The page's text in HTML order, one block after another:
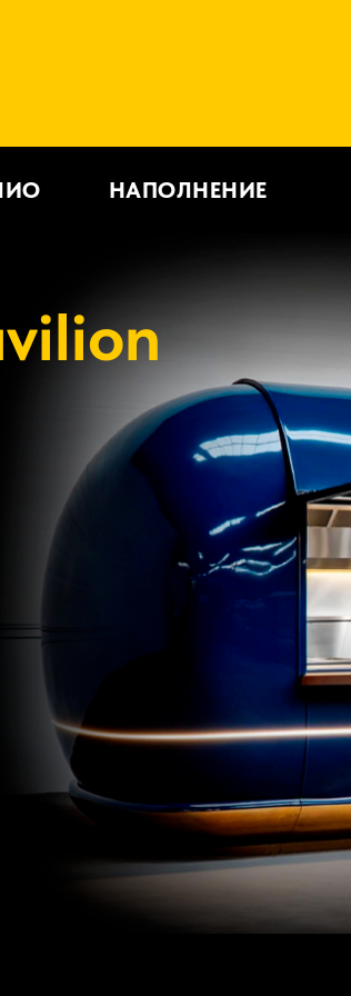
НАПОЛНЕНИЕ